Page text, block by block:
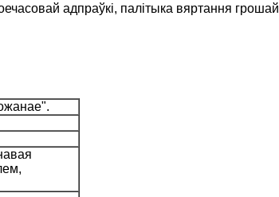
адпраўкі, палітыка вяртання грошай